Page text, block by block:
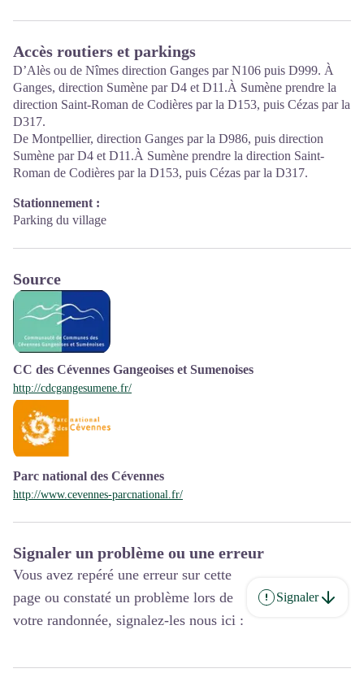
Ouvert toute l'année (se renseigner pour les jours et horaires
d'ouverture en période hivernale)
Accès routiers et parkings
D’Alès ou de Nîmes direction Ganges par N106 puis D999. À
Ganges, direction Sumène par D4 et D11.À Sumène prendre la
direction Saint-Roman de Codières par la D153, puis Cézas par la
D317.
De Montpellier, direction Ganges par la D986, puis direction
Sumène par D4 et D11.À Sumène prendre la direction Saint-
Roman de Codières par la D153, puis Cézas par la D317.
Stationnement :
Parking du village
Source
CC des Cévennes Gangeoises et Sumenoises
http://cdcgangesumene.fr/
Parc national des Cévennes
http://www.cevennes-parcnational.fr/
Signaler un problème ou une erreur
Vous avez repéré une erreur sur cette
page ou constaté un problème lors de
votre randonnée, signalez-les nous ici :
Signaler